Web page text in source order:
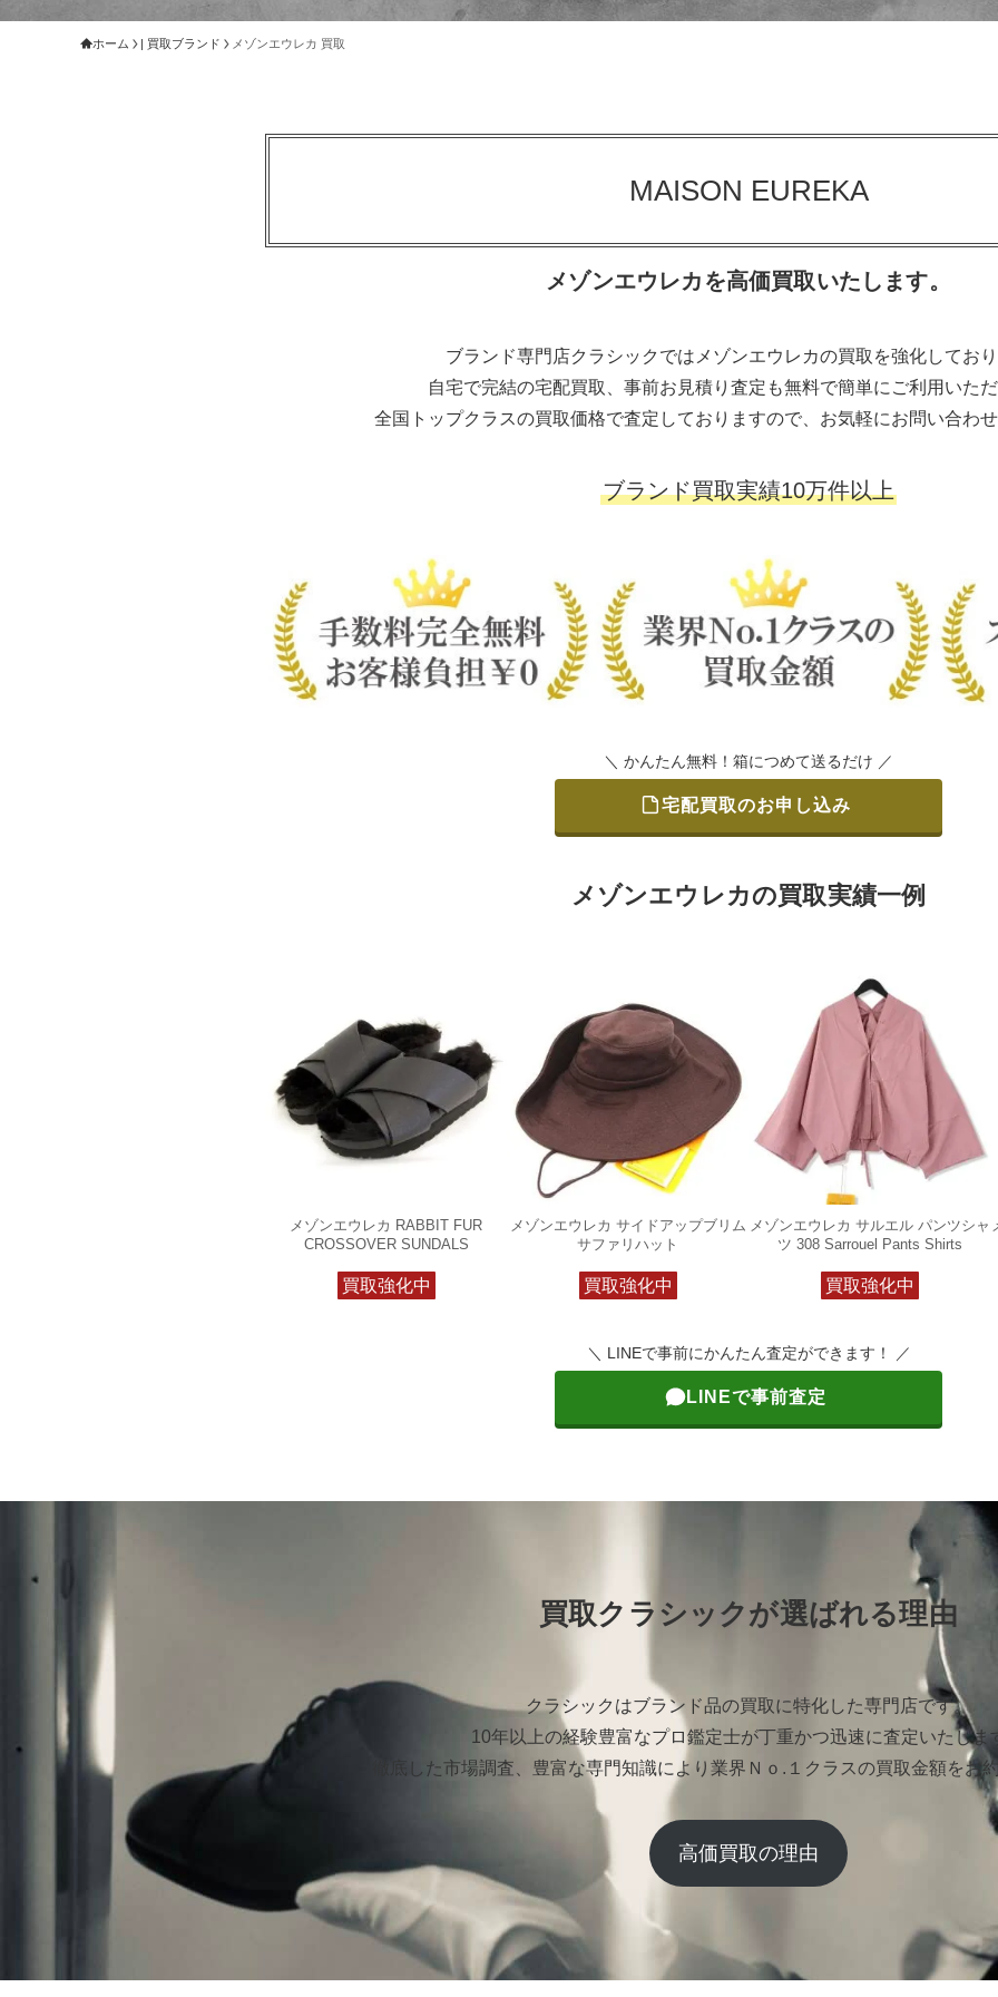
ホーム | 買取ブランド メゾンエウレカ 買取
MAISON EUREKA
メゾンエウレカを高価買取いたします。
ブランド専門店クラシックではメゾンエウレカの買取を強化してお
自宅で完結の宅配買取、事前お見積り査定も無料で簡単にご利用いた
全国トップクラスの買取価格で査定しておりますので、お気軽にお問い合わ
ブランド買取実績10万件以上
＼ かんたん無料！箱につめて送るだけ ／
宅配買取のお申し込み
メゾンエウレカの買取実績一例
メゾンエウレカ RABBIT FUR
CROSSOVER SUNDALS
買取強化中
メゾンエウレカ サイドアップブリム
サファリハット
買取強化中
メゾンエウレカ サルエル パンツシャ
ツ 308 Sarrouel Pants Shirts
買取強化中
＼ LINEで事前にかんたん査定ができます！ ／
LINEで事前査定
買取クラシックが選ばれる理由
クラシックはブランド品の買取に特化した専門店です。
10年以上の経験豊富なプロ鑑定士が丁重かつ迅速に査定いたしま
徹底した市場調査、豊富な専門知識により業界Ｎｏ.１クラスの買取金額をお
高価買取の理由